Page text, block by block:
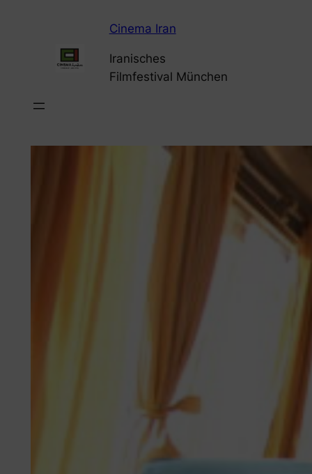
Cinema Iran
Iranisches
Filmfestival München